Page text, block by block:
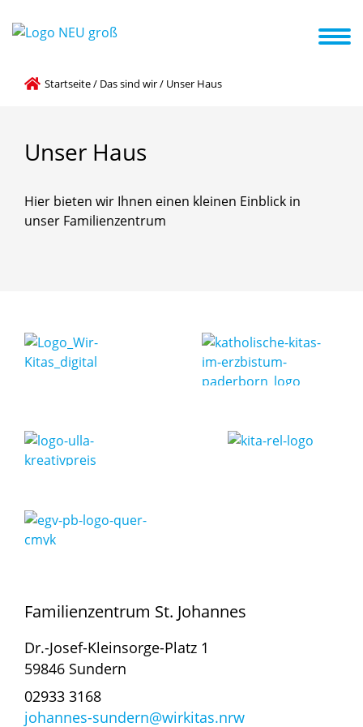
Neuigkeiten
Startseite/ Das sind wir/ Unser Haus
Unser Haus
Hier bieten wir Ihnen einen kleinen Einblick in
unser Familienzentrum
... die Nestgruppe
... das Außengelände
Familienzentrum St. Johannes
Dr.-Josef-Kleinsorge-Platz 1
59846 Sundern
02933 3168
johannes-sundern@wirkitas.nrw